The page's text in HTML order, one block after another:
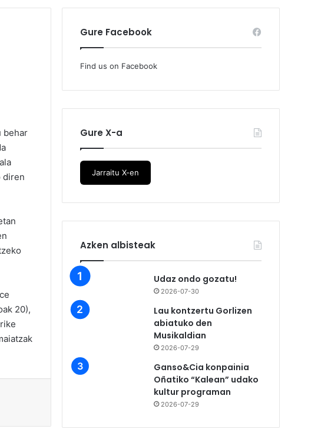
behar
diren
20),
Gure Facebook
Find us on Facebook
Gure X-a
Jarraitu X-en
Azken albisteak
Udaz ondo gozatu!
2026-07-30
Lau kontzertu Gorlizen
abiatuko den
Musikaldian
2026-07-29
Ganso&Cia konpainia
Oñatiko “Kalean” udako
kultur programan
2026-07-29